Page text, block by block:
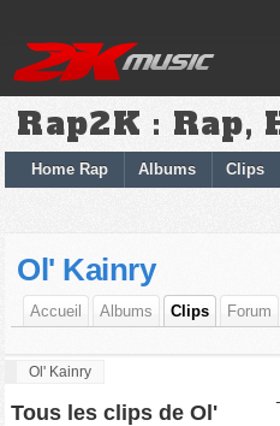
Rap2K : Rap,
Home Rap Albums Clips
Ol' Kainry
Accueil Albums Clips Forum
Ol' Kainry
Tous les clips de Ol'